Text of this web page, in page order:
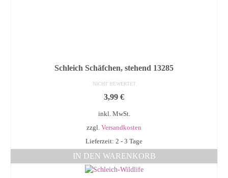
Schleich Schäfchen, stehend 13285
NICHT BEWERTET
3,99 €
inkl. MwSt.
zzgl. Versandkosten
Lieferzeit: 2 - 3 Tage
IN DEN WARENKORB